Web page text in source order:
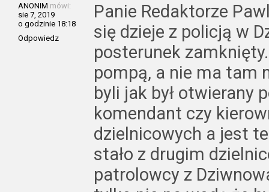
ANONIM mówi:
sie 7, 2019
o godzinie 18:18
Odpowiedz
Panie Redaktorze
się dzieje z policją w
posterunek
pompą, a nie ma tam
byli jak był otwierany
komendant czy
dzielnicowych a jest
stało z drugim
patrolowcy z